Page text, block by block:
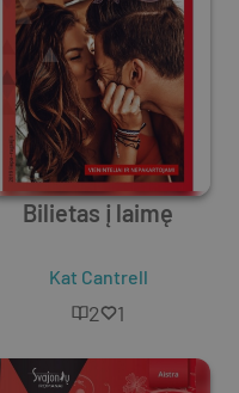
Bilietas į laimę
Kat Cantrell
2 1